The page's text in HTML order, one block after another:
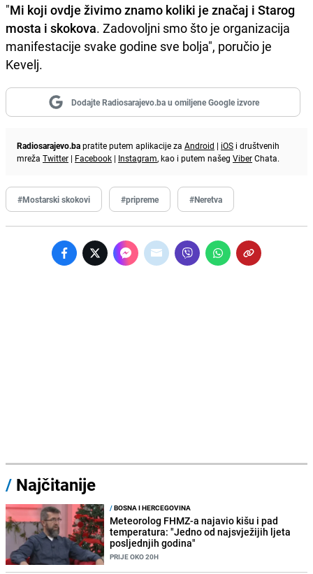
"Mi koji ovdje živimo znamo koliki je značaj i Starog
mosta i skokova. Zadovoljni smo što je organizacija
manifestacije svake godine sve bolja", poručio je
Kevelj.
Dodajte Radiosarajevo.ba u omiljene Google izvore
Radiosarajevo.bapratite putem aplikacije za Android | iOS i društvenih
mreža Twitter | Facebook | Instagram, kao i putem našeg ViberChata.
#Mostarski skokovi #pripreme #Neretva
/ Najčitanije
/BOSNA I HERCEGOVINA
Meteorolog FHMZ-a najavio kišu i pad
temperatura: "Jedno od najsvježijih ljeta
posljednjih godina"
PRIJE OKO 20H